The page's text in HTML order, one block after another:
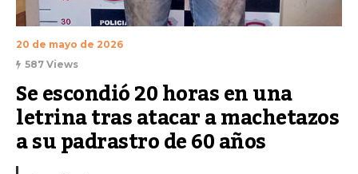
20 de mayo de 2026
587 Views
Se escondió 20 horas en una
letrina tras atacar a machetazos
a su padrastro de 60 años